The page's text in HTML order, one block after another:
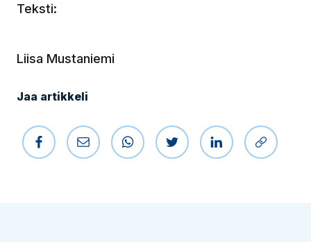
Teksti:
Liisa Mustaniemi
Jaa artikkeli
Jaa Facebookissa
Jaa sähköpostilla
Jaa WhatsAppissa
Jaa Twitterissä
Jaa Kopioi